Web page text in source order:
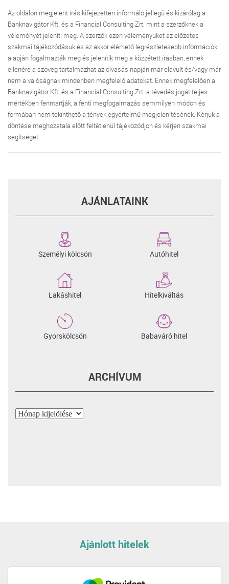
Az oldalon megjelent írás kifejezetten informáló jellegű és kizárólag a
Banknavigátor Kft. és a Financial Consulting Zrt. mint a szerzőknek a
véleményét jeleníti meg. A szerzők ezen véleményüket az előzetes
szakmai tájékozódásuk és az akkor elérhető legrészletesebb információk
alapján fogalmazták meg és jelenítik meg a közzétett írásban, ennek
ellenére a szöveg tartalmazhat az olvasás napján már elavult és/vagy már
nem a valóságnak mindenben megfelelő adatokat. Ennek megfelelően a
Banknavigátor Kft. és a Financial Consulting Zrt. a tévedés jogát teljes
mértékben fenntartják, a fenti megfogalmazás semmilyen módon és
formában nem tekinthető a tények egyértelmű megjelenítésének. Kérjük a
döntése meghozatala előtt feltétlenül tájékozódjon és kérjen szakmai
segítséget.
AJÁNLATAINK
Személyi kölcsön Autóhitel
Lakáshitel Hitelkiváltás
Gyorskölcsön Babaváró hitel
ARCHÍVUM
Archívum
Ajánlott hitelek